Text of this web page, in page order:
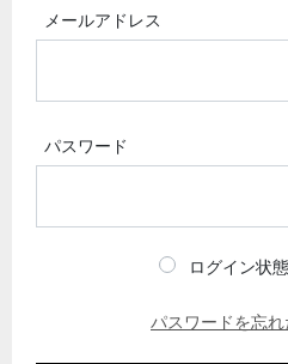
メールアドレス
パスワード
ログイン状
パスワードを忘